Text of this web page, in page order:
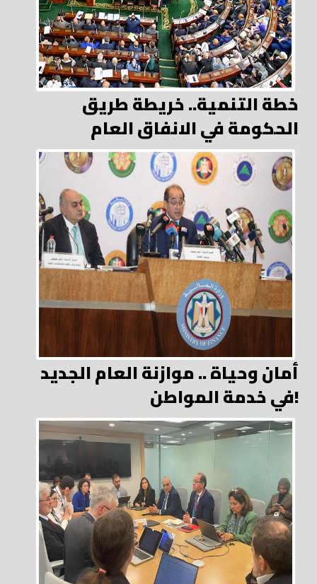
خطة التنمية.. خريطة طريق
الحكومة في الانفاق العام
أمان وحياة .. موازنة العام الجديد
في خدمة المواطن!